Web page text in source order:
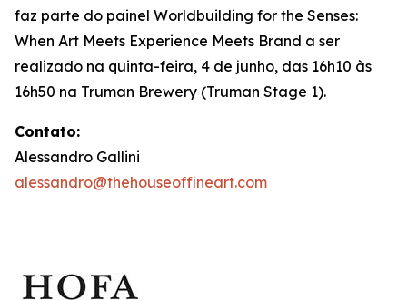
faz parte do painel Worldbuilding for the Senses:
When Art Meets Experience Meets Brand a ser
realizado na quinta-feira, 4 de junho, das 16h10 às
16h50 na Truman Brewery (Truman Stage 1).
Contato:
Alessandro Gallini
alessandro@thehouseoffineart.com